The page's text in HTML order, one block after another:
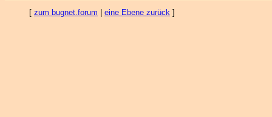
[ zum bugnet.forum eine Ebene zurück ]